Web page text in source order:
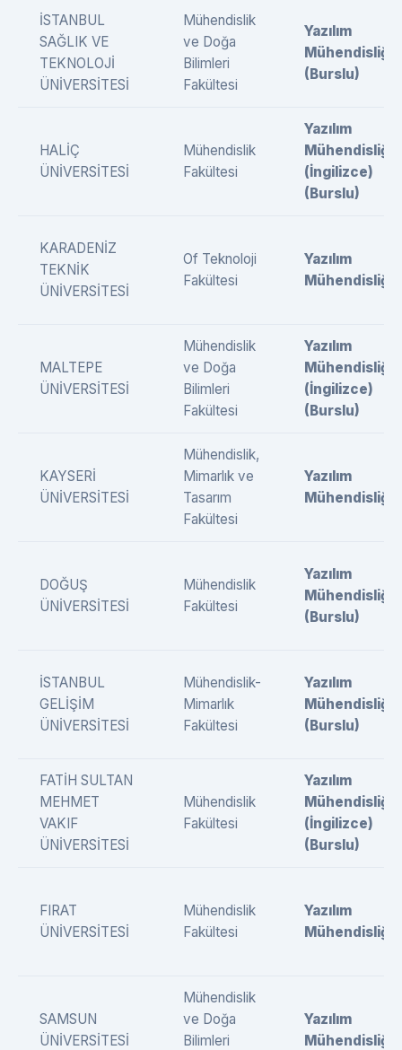
İSTANBUL
SAĞLIK VE
TEKNOLOJİ
ÜNİVERSİTESİ
Mühendislik
ve Doğa
Bilimleri
Fakültesi
Yazılım
Mühendisliği
(Burslu)
HALİÇ
ÜNİVERSİTESİ
Mühendislik
Fakültesi
Yazılım
Mühendisliği
(İngilizce)
(Burslu)
KARADENİZ
TEKNİK
ÜNİVERSİTESİ
Of Teknoloji
Fakültesi
Yazılım
Mühendisliği
MALTEPE
ÜNİVERSİTESİ
Mühendislik
ve Doğa
Bilimleri
Fakültesi
Yazılım
Mühendisliği
(İngilizce)
(Burslu)
KAYSERİ
ÜNİVERSİTESİ
Mühendislik,
Mimarlık ve
Tasarım
Fakültesi
Yazılım
Mühendisliği
DOĞUŞ
ÜNİVERSİTESİ
Mühendislik
Fakültesi
Yazılım
Mühendisliği
(Burslu)
İSTANBUL
GELİŞİM
ÜNİVERSİTESİ
Mühendislik-
Mimarlık
Fakültesi
Yazılım
Mühendisliği
(Burslu)
FATİH SULTAN
MEHMET
VAKIF
ÜNİVERSİTESİ
Mühendislik
Fakültesi
Yazılım
Mühendisliği
(İngilizce)
(Burslu)
FIRAT
ÜNİVERSİTESİ
Mühendislik
Fakültesi
Yazılım
Mühendisliği
SAMSUN
ÜNİVERSİTESİ
Mühendislik
ve Doğa
Bilimleri
Yazılım
Mühendisliği